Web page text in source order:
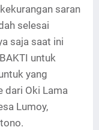
saran
selesai
saja saat ini
untuk
yang
dari Oki Lama
Lumoy,